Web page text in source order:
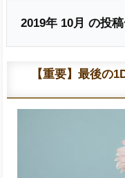
2019年 10月 の投
【重要】最後の